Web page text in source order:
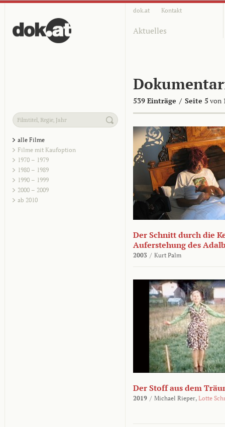
dok.at Kontakt
Aktuelles
539 Einträge / Seite 5 von
alle Filme
Filme mit Kaufoption
1970 – 1979
1980 – 1989
1990 – 1999
2000 – 2009
ab 2010
Der Schnitt durch die
Auferstehung des
2003 / Kurt Palm
Der Stoff aus dem
2019 / Michael Rieper, Lotte